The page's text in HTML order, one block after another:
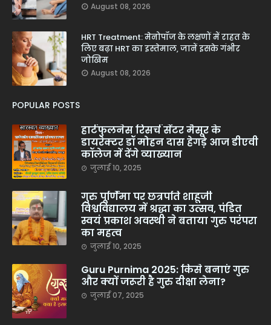
August 08, 2026
HRT Treatment: मेनोपॉज के लक्षणों में राहत के
लिए बढ़ा HRT का इस्तेमाल, जानें इसके गंभीर
जोखिम
August 08, 2026
POPULAR POSTS
हार्टफुलनेस रिसर्च सेंटर मैसूर के
डायरेक्टर डॉ मोहन दास हेगड़े आज डीएवी
कॉलेज में देंगे व्याख्यान
जुलाई 10, 2025
गुरु पूर्णिमा पर छत्रपति शाहूजी
विश्वविद्यालय में श्रद्धा का उत्सव, पंडित
स्वयं प्रकाश अवस्थी ने बताया गुरु परंपरा
का महत्व
जुलाई 10, 2025
Guru Purnima 2025: किसे बनाएं गुरु
और क्यों जरूरी है गुरु दीक्षा लेना?
जुलाई 07, 2025